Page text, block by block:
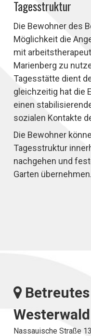
Tagesstruktur
Die Bewohner des
Möglichkeit die
mit
Marienberg zu
Tagesstätte dient
gleichzeitig hat die
einen
sozialen Kontakte
Die Bewohner
Tagesstruktur
nachgehen und
Garten übernehmen.
Betreutes
Westerwald
Nassauische Straße 13